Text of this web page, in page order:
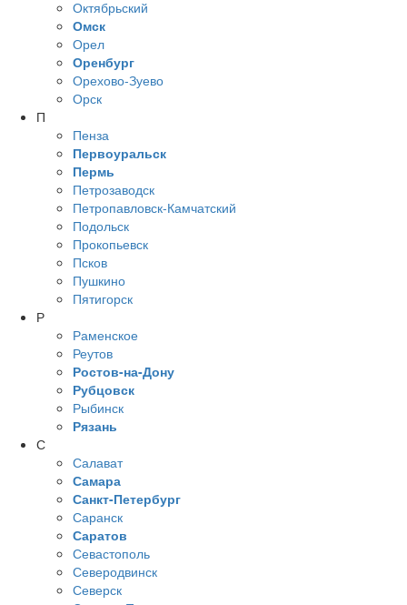
Октябрьский
Омск
Орел
Оренбург
Орехово-Зуево
Орск
П
Пенза
Первоуральск
Пермь
Петрозаводск
Петропавловск-Камчатский
Подольск
Прокопьевск
Псков
Пушкино
Пятигорск
Р
Раменское
Реутов
Ростов-на-Дону
Рубцовск
Рыбинск
Рязань
С
Салават
Самара
Санкт-Петербург
Саранск
Саратов
Севастополь
Северодвинск
Северск